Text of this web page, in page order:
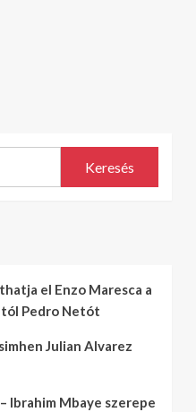
Keresés
el Enzo Maresca a
Pedro Netót
Julian Alvarez
Ibrahim Mbaye szerepe